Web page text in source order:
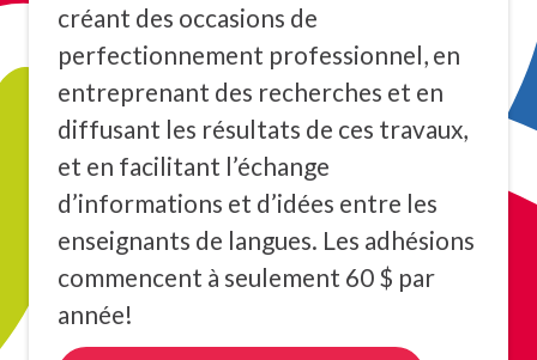
créant des occasions de
perfectionnement professionnel, en
entreprenant des recherches et en
diffusant les résultats de ces travaux,
et en facilitant l’échange
d’informations et d’idées entre les
enseignants de langues. Les adhésions
commencent à seulement 60 $ par
année!